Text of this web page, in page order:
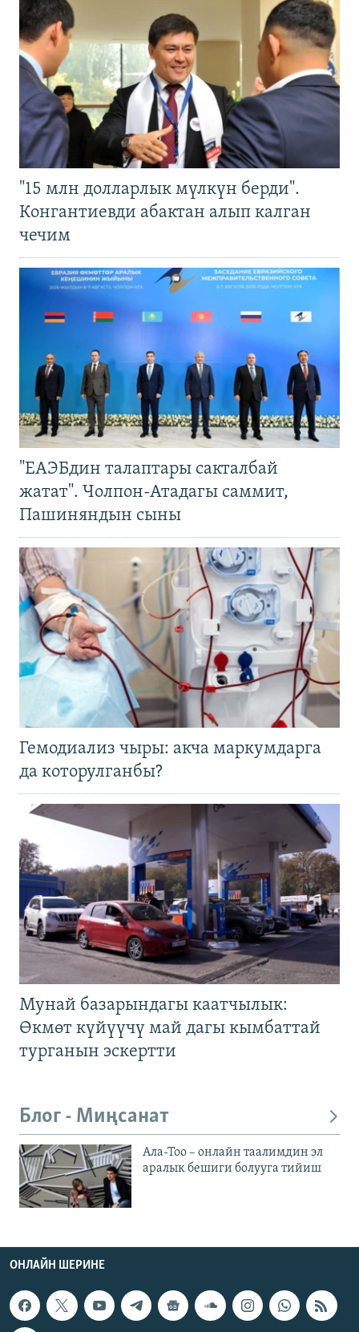
"15 млн долларлык мүлкүн берди".
Конгантиевди абактан алып калган
чечим
"ЕАЭБдин талаптары сакталбай
жатат". Чолпон-Атадагы саммит,
Пашиняндын сыны
Гемодиализ чыры: акча маркумдарга
да которулганбы?
Мунай базарындагы каатчылык:
Өкмөт күйүүчү май дагы кымбаттай
турганын эскертти
Блог - Миңсанат
Ала-Тоо – онлайн таалимдин эл
аралык бешиги болууга тийиш
ОНЛАЙН ШЕРИНЕ